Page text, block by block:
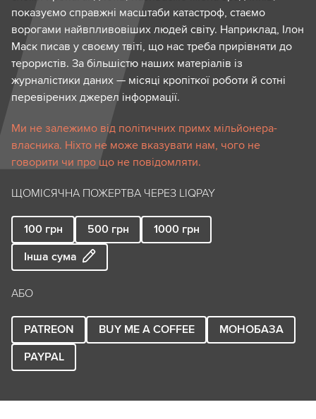
показуємо справжні масштаби катастроф, стаємо
ворогами найвпливовіших людей світу. Наприклад, Ілон
Маск писав у своєму твіті, що нас треба прирівняти до
терористів. За більшістю наших матеріалів із
журналістики даних — місяці кропіткої роботи й сотні
перевірених джерел інформації.
Ми не залежимо від політичних примх мільйонера-
власника. Ніхто не може вказувати нам, чого не
говорити чи про що не повідомляти.
ЩОМІСЯЧНА ПОЖЕРТВА ЧЕРЕЗ LIQPAY
100 грн 500 грн 1000 грн
Інша сума
АБО
PATREON BUY ME A COFFEE
МОНОБАЗА
PAYPAL